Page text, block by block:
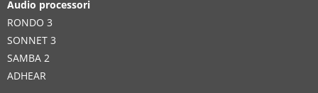
Audio processori
RONDO 3
SONNET 3
SAMBA 2
ADHEAR